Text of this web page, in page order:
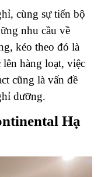
cùng sự tiến bộ
nhu cầu về
kéo theo đó là
hàng loạt, việc
cũng là vấn đề
dưỡng.
Hạ